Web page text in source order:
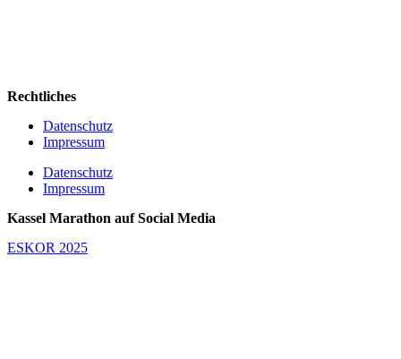
Rechtliches
Datenschutz
Impressum
Datenschutz
Impressum
Kassel Marathon auf Social Media
ESKOR 2025